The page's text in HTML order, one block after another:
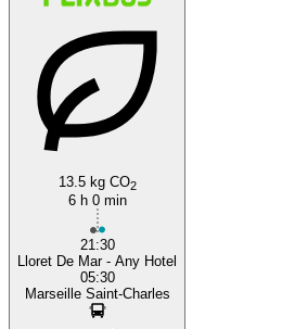
Lloret de Mar
13.5 kg CO2
6 h 0 min
21:30
Lloret De Mar - Any Hotel
05:30
Marseille Saint-Charles